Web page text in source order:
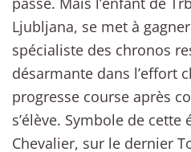
Ljubljana, se met à
spécialiste des chronos
désarmante dans l’effort
progresse course après
s’élève. Symbole de cette
Chevalier, sur le dernier